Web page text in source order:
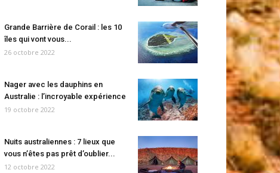
Grande Barrière de Corail : les 10
îles qui vont vous...
26 octobre 2022
Nager avec les dauphins en
Australie : l’incroyable expérience
19 octobre 2022
Nuits australiennes : 7 lieux que
vous n’êtes pas prêt d’oublier...
12 octobre 2022